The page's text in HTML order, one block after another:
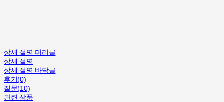
상세 설명 머리글
상세 설명
상세 설명 바닥글
후기(0)
질문(10)
관련 상품